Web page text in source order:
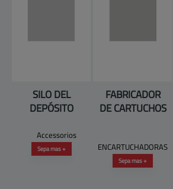
SILO DEL
DEPÓSITO
Accessorios
Sepa mas +
FABRICADOR
DE CARTUCHOS
ENCARTUCHADORAS
Sepa mas +